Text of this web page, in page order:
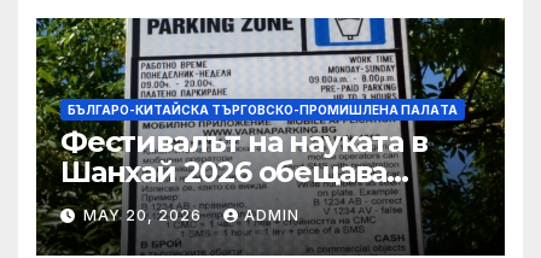
БЪЛГАРО-КИТАЙСКА ТЪРГОВСКО-ПРОМИШЛЕНА ПАЛAТА
Фестивалът на науката в
Шанхай 2026 обещава
вълнуващи научно-
технологични иновации
MAY 20, 2026 ADMIN